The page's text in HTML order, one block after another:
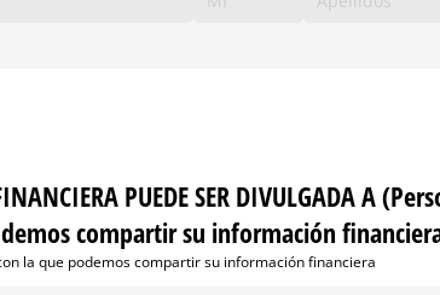
PUEDE SER DIVULGADA A
compartir su información
la que podemos compartir su información financiera